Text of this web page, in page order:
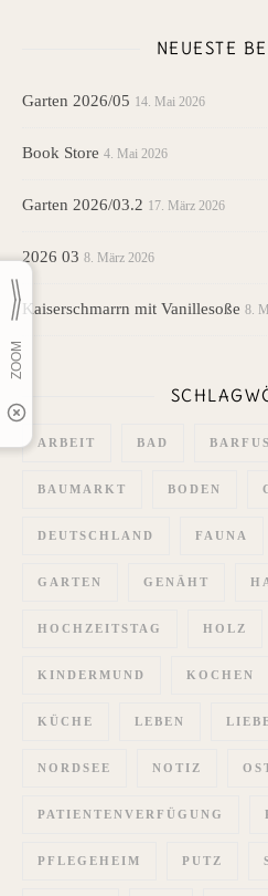
NEUESTE
Garten 2026/05 14. Mai 2026
Book Store 4. Mai 2026
Garten 2026/03.2 17. März 2026
2026 03 8. März 2026
Kaiserschmarrn mit Vanillesoße 8.
ARBEIT BAD
BAUMARKT BODEN
DEUTSCHLAND FAUNA
GARTEN GENÄHT
HOCHZEITSTAG HOLZ
KINDERMUND KOCHEN
KÜCHE LEBEN
NORDSEE NOTIZ
PATIENTENVERFÜGUNG
PFLEGEHEIM PUTZ